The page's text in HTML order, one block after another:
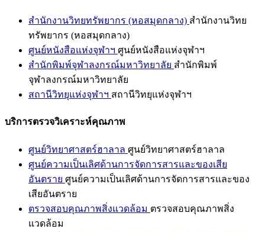
สำนักงานวิทยทรัพยากร (หอสมุดกลาง) สำนักงานวิทย
ทรัพยากร (หอสมุดกลาง)
ศูนย์หนังสือแห่งจุฬาฯ ศูนย์หนังสือแห่งจุฬาฯ
สำนักพิมพ์จุฬาลงกรณ์มหาวิทยาลัย สำนักพิมพ์
จุฬาลงกรณ์มหาวิทยาลัย
สถานีวิทยุแห่งจุฬาฯ สถานีวิทยุแห่งจุฬาฯ
บริการตรวจวิเคราะห์คุณภาพ
ศูนย์วิทยาศาสตร์ฮาลาล ศูนย์วิทยาศาสตร์ฮาลาล
ศูนย์ความเป็นเลิศด้านการจัดการสารและของเสีย
อันตราย ศูนย์ความเป็นเลิศด้านการจัดการสารและของ
เสียอันตราย
ตรวจสอบคุณภาพสิ่งแวดล้อม ตรวจสอบคุณภาพสิ่ง
แวดล้อม